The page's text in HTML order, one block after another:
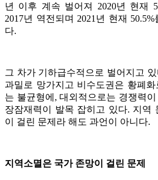
년 이후 계속 벌어져 2020년 현재
2017년 역전되며 2021년 현재
다.
그 차가 기하급수적으로 벌어지고
과밀로 망가지고 비수도권은 황폐
는 불균형에, 대외적으로는 경쟁력
장잠재력이 발목 잡히고 있다. 지역
이 걸린 문제라 해도 과언이 아니다.
지역소멸은 국가 존망이 걸린 문제